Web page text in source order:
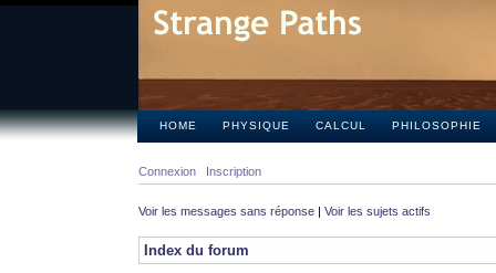
HOME PHYSIQUE CALCUL PHILOSOPHIE
Connexion Inscription
Voir les messages sans réponse | Voir les sujets actifs
Index du forum